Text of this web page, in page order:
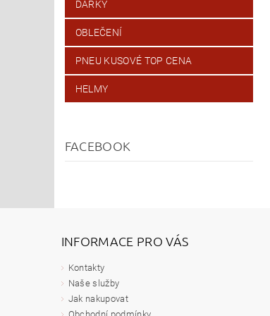
DÁRKY
OBLEČENÍ
PNEU KUSOVÉ TOP CENA
HELMY
FACEBOOK
INFORMACE PRO VÁS
Kontakty
Naše služby
Jak nakupovat